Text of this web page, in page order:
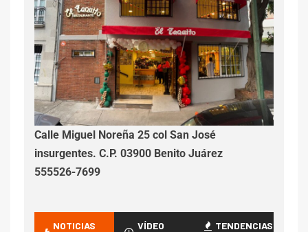
Calle Miguel Noreña 25 col San José
insurgentes. C.P. 03900 Benito Juárez
555526-7699
NOTICIAS
VÍDEO
TENDENCIAS